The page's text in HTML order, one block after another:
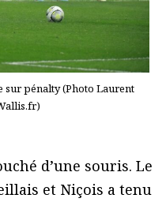
pénalty (Photo Laurent
d’une souris. Le
et Niçois a tenu